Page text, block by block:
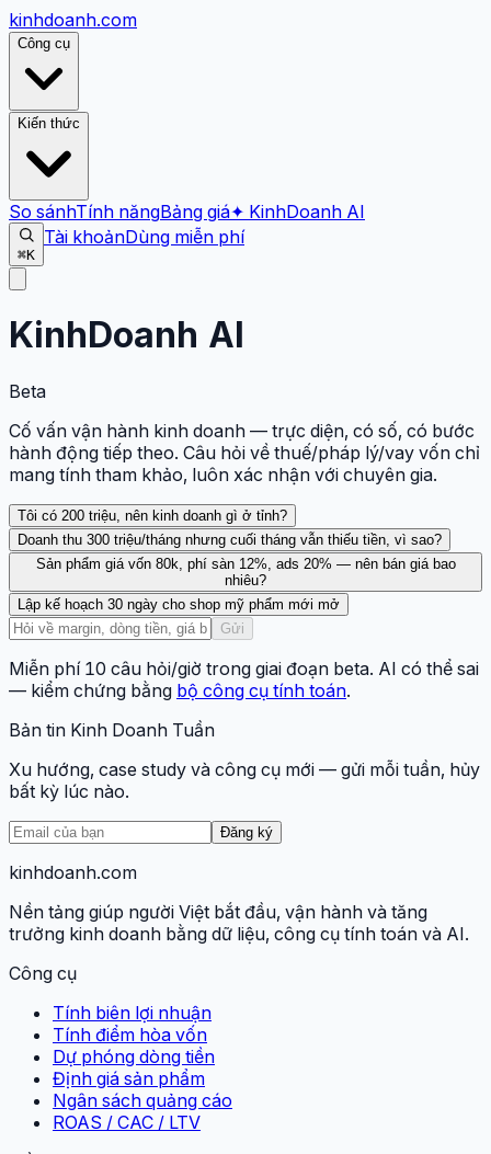
kinhdoanh.com
Công cụ
Kiến thức
So sánhTính năngBảng giá✦ KinhDoanh AI
⌘K
Tài khoảnDùng miễn phí
KinhDoanh AI
Beta
Cố vấn vận hành kinh doanh — trực diện, có số, có bước
hành động tiếp theo. Câu hỏi về thuế/pháp lý/vay vốn chỉ
mang tính tham khảo, luôn xác nhận với chuyên gia.
Tôi có 200 triệu, nên kinh doanh gì ở tỉnh?
Doanh thu 300 triệu/tháng nhưng cuối tháng vẫn thiếu tiền, vì sao?
Sản phẩm giá vốn 80k, phí sàn 12%, ads 20% — nên bán giá bao
nhiêu?
Lập kế hoạch 30 ngày cho shop mỹ phẩm mới mở
Gửi
Miễn phí 10 câu hỏi/giờ trong giai đoạn beta. AI có thể sai
— kiểm chứng bằng bộ công cụ tính toán.
Bản tin Kinh Doanh Tuần
Xu hướng, case study và công cụ mới — gửi mỗi tuần, hủy
bất kỳ lúc nào.
Đăng ký
kinhdoanh.com
Nền tảng giúp người Việt bắt đầu, vận hành và tăng
trưởng kinh doanh bằng dữ liệu, công cụ tính toán và AI.
Công cụ
Tính biên lợi nhuận
Tính điểm hòa vốn
Dự phóng dòng tiền
Định giá sản phẩm
Ngân sách quảng cáo
ROAS / CAC / LTV